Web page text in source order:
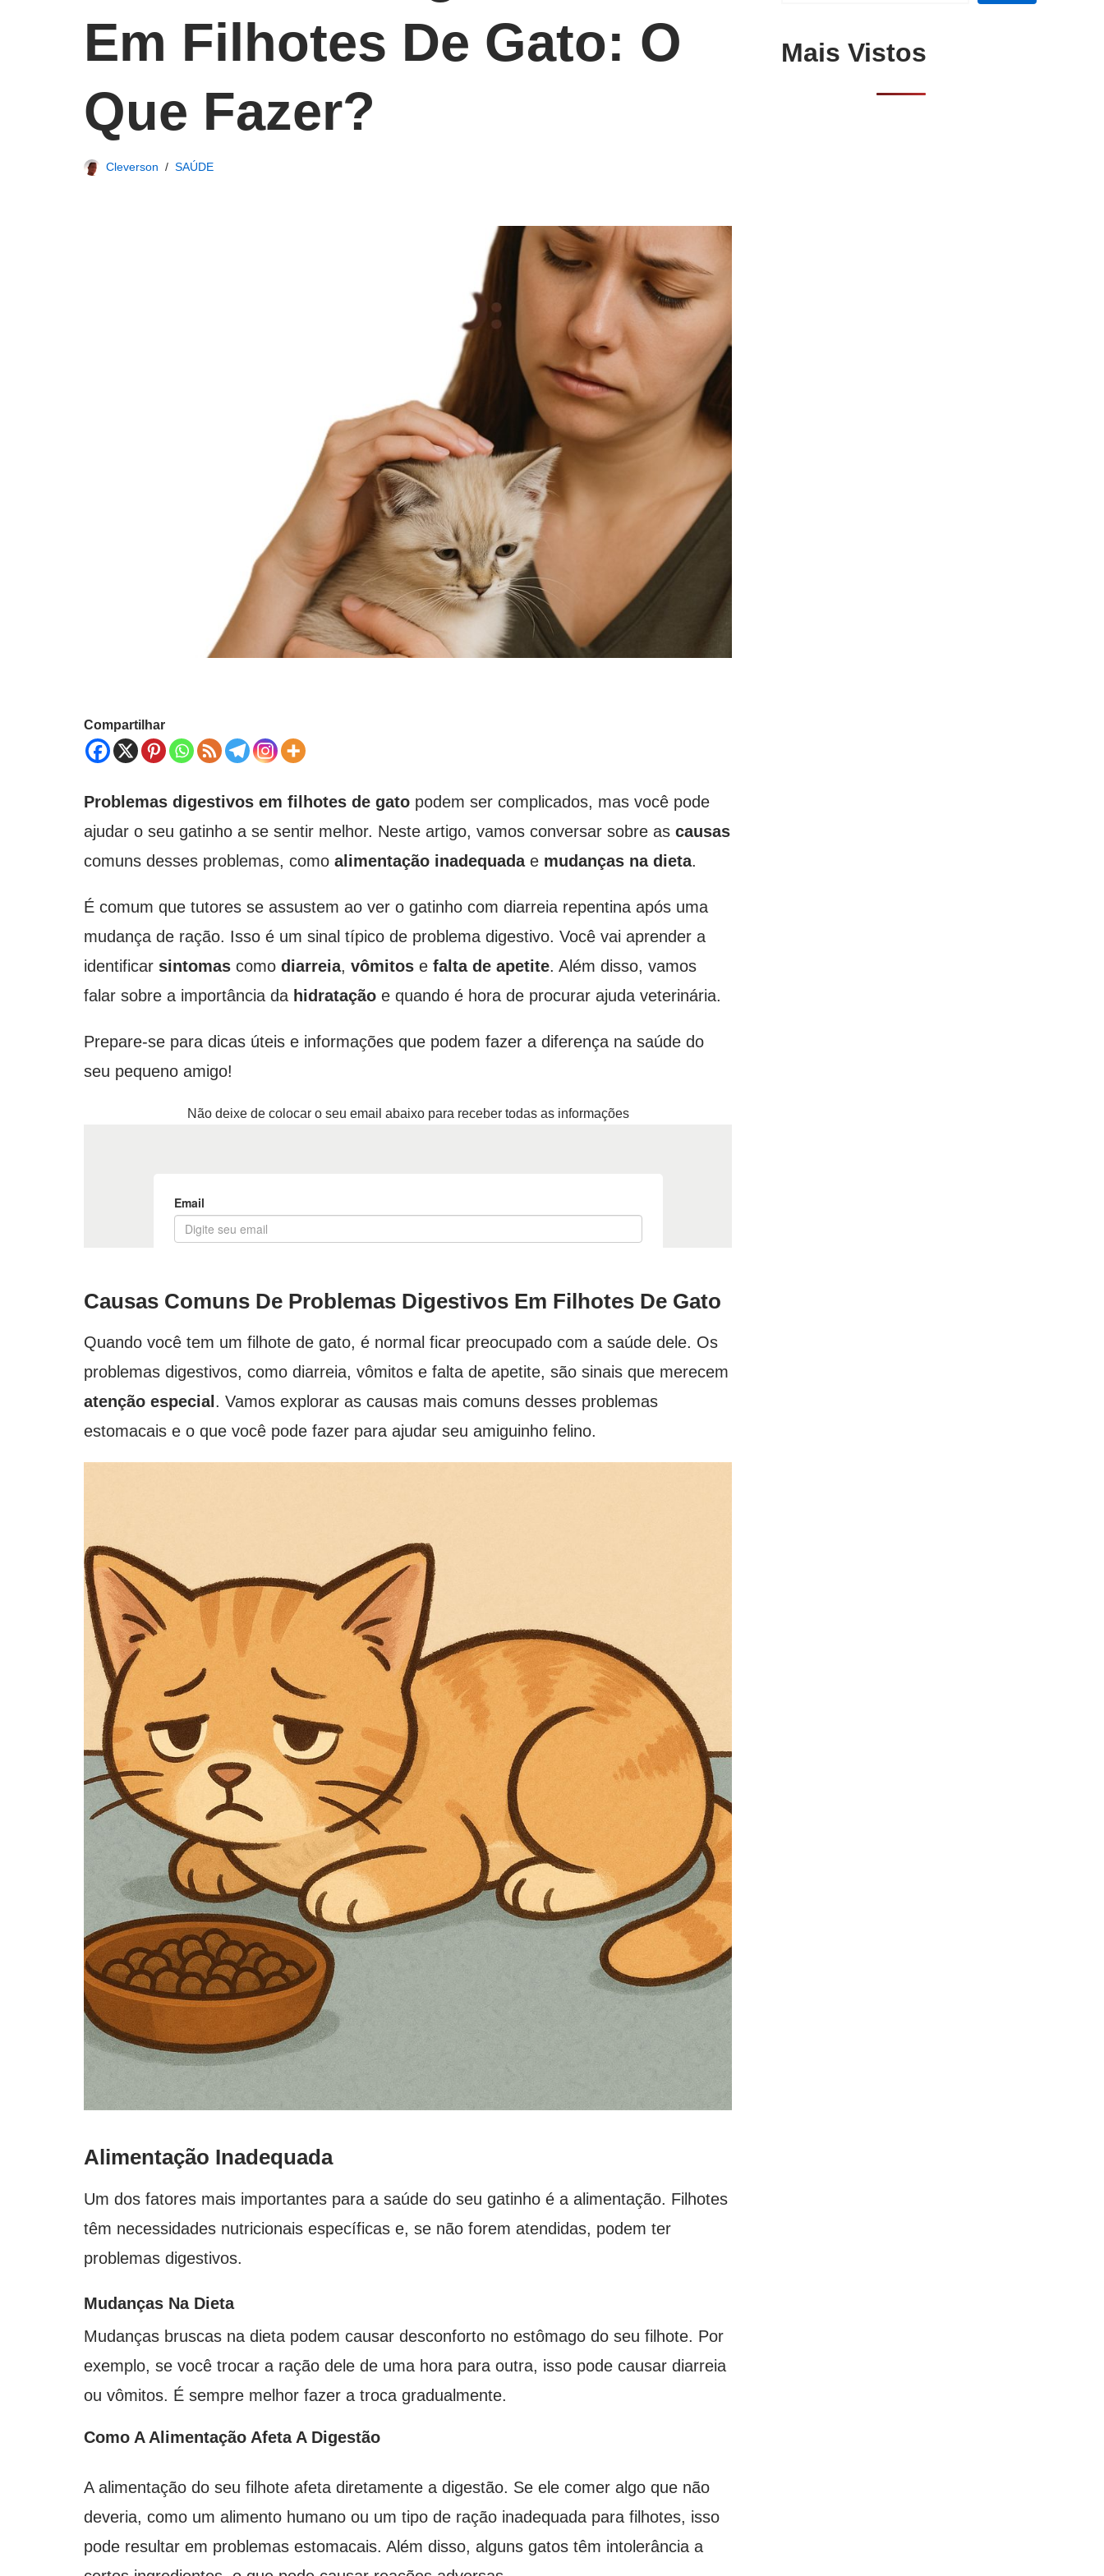
Em Filhotes De Gato: O
Que Fazer?
Cleverson SAÚDE
Compartilhar
Problemas digestivos em filhotes de gato podem ser complicados, mas você pode
ajudar o seu gatinho a se sentir melhor. Neste artigo, vamos conversar sobre as causas
comuns desses problemas, como alimentação inadequadae mudanças na dieta.
É comum que tutores se assustem ao ver o gatinho com diarreia repentina após uma
mudança de ração. Isso é um sinal típico de problema digestivo. Você vai aprender a
identificar sintomas como diarreia, vômitos e falta de apetite. Além disso, vamos
falar sobre a importância da hidratação e quando é hora de procurar ajuda veterinária.
Prepare-se para dicas úteis e informações que podem fazer a diferença na saúde do
seu pequeno amigo!
Não deixe de colocar o seu email abaixo para receber todas as informações
Causas Comuns De Problemas Digestivos Em Filhotes De Gato
Quando você tem um filhote de gato, é normal ficar preocupado com a saúde dele. Os
problemas digestivos, como diarreia, vômitos e falta de apetite, são sinais que merecem
atenção especial . Vamos explorar as causas mais comuns desses problemas
estomacais e o que você pode fazer para ajudar seu amiguinho felino.
Alimentação Inadequada
Um dos fatores mais importantes para a saúde do seu gatinho é a alimentação. Filhotes
têm necessidades nutricionais específicas e, se não forem atendidas, podem ter
problemas digestivos.
Mudanças Na Dieta
Mudanças bruscas na dieta podem causar desconforto no estômago do seu filhote. Por
exemplo, se você trocar a ração dele de uma hora para outra, isso pode causar diarreia
ou vômitos. É sempre melhor fazer a troca gradualmente.
Como A Alimentação Afeta A Digestão
A alimentação do seu filhote afeta diretamente a digestão. Se ele comer algo que não
deveria, como um alimento humano ou um tipo de ração inadequada para filhotes, isso
pode resultar em problemas estomacais. Além disso, alguns gatos têm intolerância a
Mais Vistos